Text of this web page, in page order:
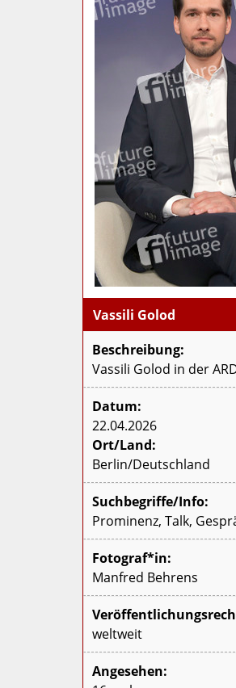
Vassili Golod
Beschreibung:
Vassili Golod in der
Datum:
22.04.2026
Ort/Land:
Berlin/Deutschland
Suchbegriffe/Info:
Prominenz, Talk,
Fotograf*in:
Manfred Behrens
weltweit
Angesehen: